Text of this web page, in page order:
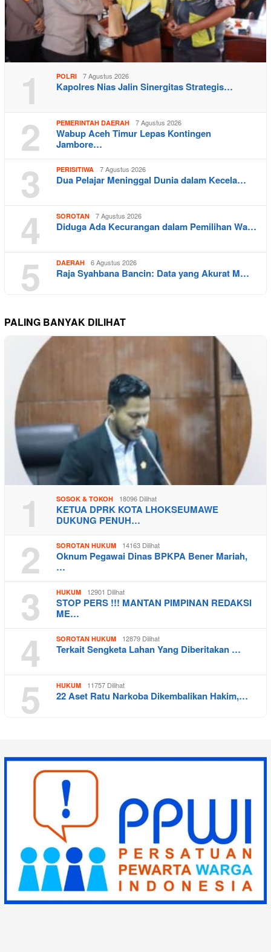
1 POLRI 7 Agustus 2026
Kapolres Nias Jalin Sinergitas Strategis…
2 PEMERINTAH DAERAH 7 Agustus 2026
Wabup Aceh Timur Lepas Kontingen
Jambore…
3 PERISITIWA 7 Agustus 2026
Dua Pelajar Meninggal Dunia dalam Kecela…
4 SOROTAN 7 Agustus 2026
Diduga Ada Kecurangan dalam Pemilihan Wa…
5 DAERAH 6 Agustus 2026
Raja Syahbana Bancin: Data yang Akurat M…
PALING BANYAK DILIHAT
1 SOSOK & TOKOH 18096 Dilihat
KETUA DPRK KOTA LHOKSEUMAWE
DUKUNG PENUH…
2 SOROTAN HUKUM 14163 Dilihat
Oknum Pegawai Dinas BPKPA Bener Mariah,
…
3 HUKUM 12901 Dilihat
STOP PERS !!! MANTAN PIMPINAN REDAKSI
ME…
4 SOROTAN HUKUM 12879 Dilihat
Terkait Sengketa Lahan Yang Diberitakan …
5 HUKUM 11757 Dilihat
22 Aset Ratu Narkoba Dikembalikan Hakim,…